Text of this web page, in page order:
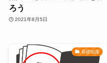
ろう
2021年8月5日
基礎知識